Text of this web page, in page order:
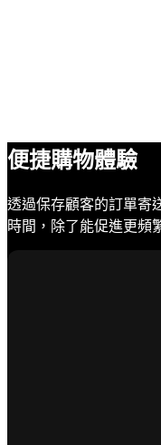
便捷購物體驗
透過保存顧客的訂單寄
時間，除了能促進更頻